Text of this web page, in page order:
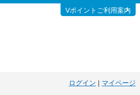
Vポイントご利用案内
ログイン | マイページ